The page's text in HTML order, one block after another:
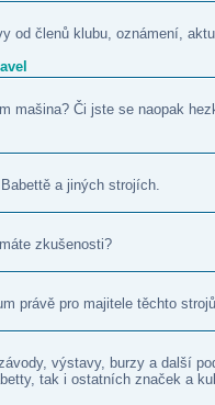
od členů klubu, oznámení,
mašina? Či jste se naopak
a jiných strojích.
zkušenosti?
právě pro majitele těchto
výstavy, burzy a další
tak i ostatních značek a